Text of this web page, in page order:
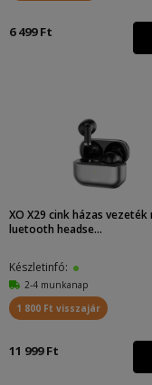
6 499 Ft
XO X29 cink házas vezeték
luetooth headse...
Készletinfó:
2-4 munkanap
1 800 Ft visszajár
11 999 Ft